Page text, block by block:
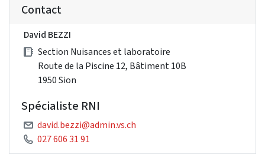
Contact
David BEZZI
Section Nuisances et laboratoire
Route de la Piscine 12, Bâtiment 10B
1950 Sion
Spécialiste RNI
david.bezzi@admin.vs.ch
027 606 31 91